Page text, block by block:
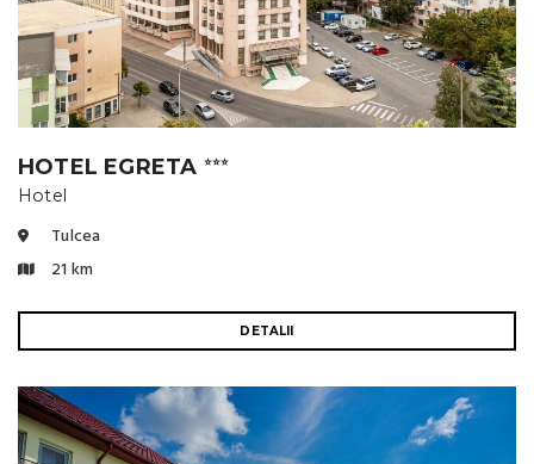
HOTEL EGRETA ⭐⭐⭐
Hotel
Tulcea
21 km
DETALII